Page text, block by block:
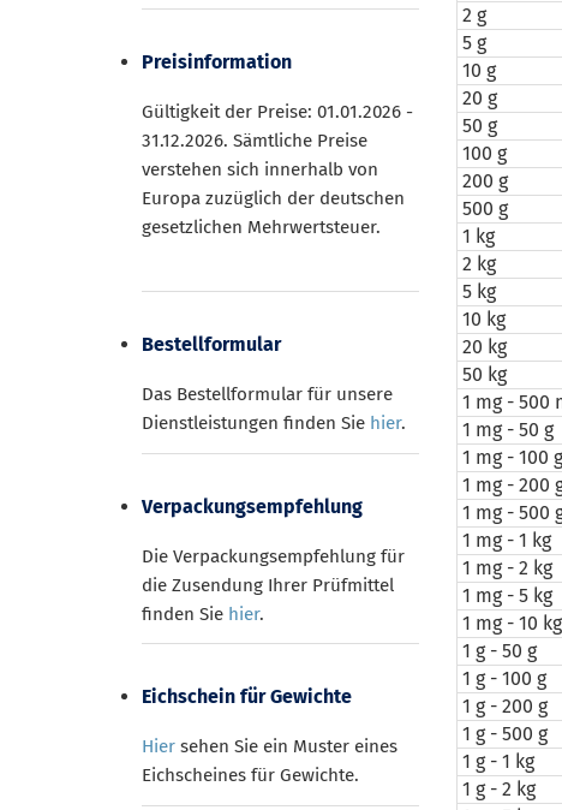
Preisinformation
Gültigkeit der Preise: 01.01.2026 -
31.12.2026. Sämtliche Preise
verstehen sich innerhalb von
Europa zuzüglich der deutschen
gesetzlichen Mehrwertsteuer.
Bestellformular
Das Bestellformular für unsere
Dienstleistungen finden Sie hier.
Verpackungsempfehlung
Die Verpackungsempfehlung für
die Zusendung Ihrer Prüfmittel
finden Sie hier.
Eichschein für Gewichte
Hier sehen Sie ein Muster eines
Eichscheines für Gewichte.
2 g
5 g
10 g
20 g
50 g
100 g
200 g
500 g
1 kg
2 kg
5 kg
10 kg
20 kg
50 kg
1 mg - 500
1 mg - 50 g
1 mg - 100 g
1 mg - 200
1 mg - 500
1 mg - 1 kg
1 mg - 2 kg
1 mg - 5 kg
1 mg - 10 kg
1 g - 50 g
1 g - 100 g
1 g - 200 g
1 g - 500 g
1 g - 1 kg
1 g - 2 kg